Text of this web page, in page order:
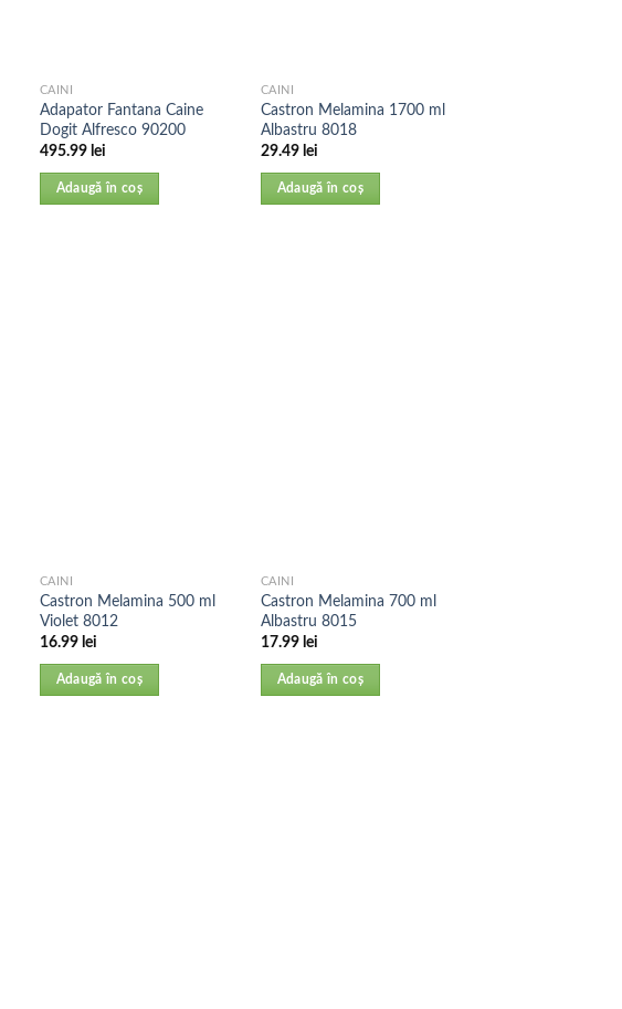
CAINI
Adapator Fantana Caine
Dogit Alfresco 90200
495.99 lei
Adaugă în coș
CAINI
Castron Melamina 1700 ml
Albastru 8018
29.49 lei
Adaugă în coș
CAINI
Castron Melamina 500 ml
Violet 8012
16.99 lei
Adaugă în coș
CAINI
Castron Melamina 700 ml
Albastru 8015
17.99 lei
Adaugă în coș